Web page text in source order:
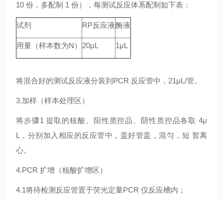
10 份，多配制 1 份），每测试反应体系配制如下表：
试剂 RP反应液酶液
用量（样本数为N） 20μL 1μL
将混合好的测试反应液分装到PCR 反应管中，21μL/管。
3.加样（样本处理区）
将步骤1 提取的核酸、阳性质控品、阴性质控品各取 4μ
L，分别加入相应的反应管中，盖好管盖，混匀，短 暂离
心。
4.PCR 扩增（核酸扩增区）
4.1将待检测反应管置于荧光定量PCR 仪反应槽内；